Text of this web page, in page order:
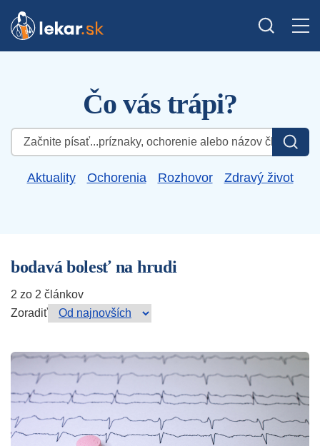
Čo vás trápi?
Hľadať:
Aktuality Ochorenia Rozhovor Zdravý život
bodavá bolesť na hrudi
2 zo 2 článkov
Zoradiť